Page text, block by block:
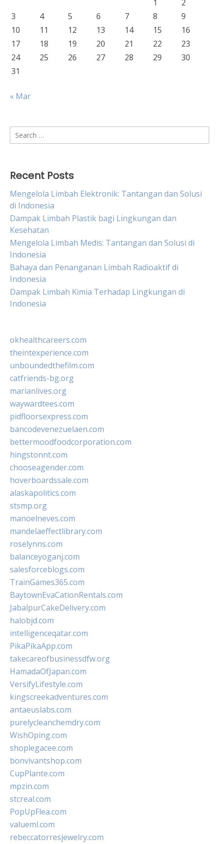
1
2
3
4 5 6 7 8
9
10
11 12 13 14 15
16
17
18 19 20 21 22
23
24
25 26 27 28 29
30
31
« Mar
Search
for:
Recent Posts
Mengelola Limbah Elektronik: Tantangan dan Solusi
di Indonesia
Dampak Limbah Plastik bagi Lingkungan dan
Kesehatan
Mengelola Limbah Medis: Tantangan dan Solusi di
Indonesia
Bahaya dan Penanganan Limbah Radioaktif di
Indonesia
Dampak Limbah Kimia Terhadap Lingkungan di
Indonesia
okhealthcareers.com
theintexperience.com
unboundedthefilm.com
catfriends-bg.org
marianlives.org
waywardtees.com
pidfloorsexpress.com
bancodevenezuelaen.com
bettermoodfoodcorporation.com
hingstonnt.com
chooseagender.com
hoverboardssale.com
alaskapolitics.com
stsmp.org
manoelneves.com
mandelaeffectlibrary.com
roselynns.com
balanceyoganj.com
salesforceblogs.com
TrainGames365.com
BaytownEvaCationRentals.com
JabalpurCakeDelivery.com
halobjd.com
intelligenceqatar.com
PikaPikaApp.com
takecareofbusinessdfw.org
HamadaOfJapan.com
VersifyLifestyle.com
kingscreekadventures.com
antaeuslabs.com
purelycleanchemdry.com
WishOping.com
shoplegacee.com
bonvivantshop.com
CupPlante.com
mpzin.com
stcreal.com
PopUpFlea.com
valueml.com
rebeccatorresjewelry.com